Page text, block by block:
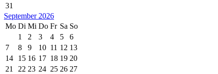
31
September 2026
Mo Di Mi Do Fr Sa So
1
2 3 4 5
6
7
8 9 10 11 12 13
14
15 16 17 18 19 20
21
22 23 24 25 26 27